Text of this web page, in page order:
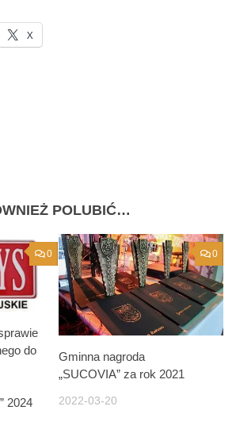
X
POLUBIĆ…
0
do
2024
0
Gminna nagroda
„SUCOVIA” za rok 2021
2022-03-20